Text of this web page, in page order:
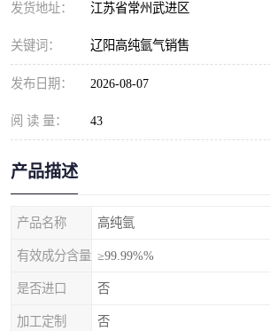
发货地址： 江苏省常州武进区
关键词： 辽阳高纯氩气销售
发布日期： 2026-08-07
阅 读 量： 43
产品描述
产品名称 高纯氩
有效成分含量 ≥99.99%%
是否进口 否
加工定制 否